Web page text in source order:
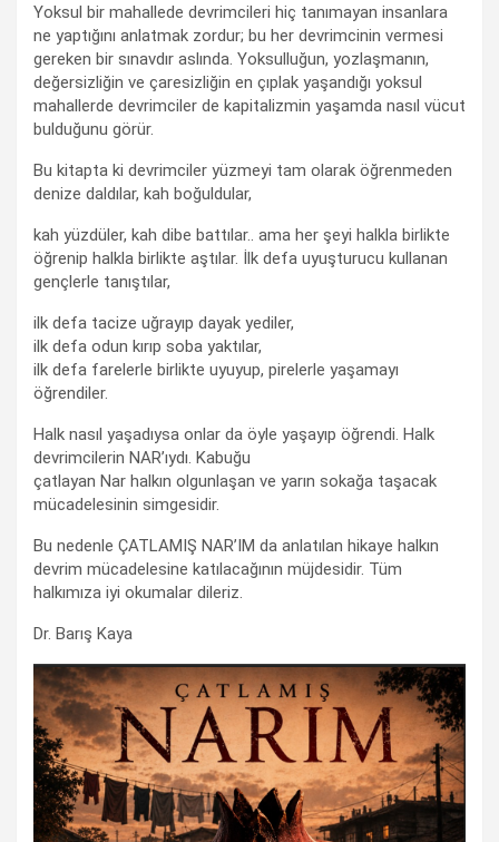
Yoksul bir mahallede devrimcileri hiç tanımayan insanlara
ne yaptığını anlatmak zordur; bu her devrimcinin vermesi
gereken bir sınavdır aslında. Yoksulluğun, yozlaşmanın,
değersizliğin ve çaresizliğin en çıplak yaşandığı yoksul
mahallerde devrimciler de kapitalizmin yaşamda nasıl vücut
bulduğunu görür.
Bu kitapta ki devrimciler yüzmeyi tam olarak öğrenmeden
denize daldılar, kah boğuldular,
kah yüzdüler, kah dibe battılar.. ama her şeyi halkla birlikte
öğrenip halkla birlikte aştılar. İlk defa uyuşturucu kullanan
gençlerle tanıştılar,
ilk defa tacize uğrayıp dayak yediler,
ilk defa odun kırıp soba yaktılar,
ilk defa farelerle birlikte uyuyup, pirelerle yaşamayı
öğrendiler.
Halk nasıl yaşadıysa onlar da öyle yaşayıp öğrendi. Halk
devrimcilerin NAR’ıydı. Kabuğu
çatlayan Nar halkın olgunlaşan ve yarın sokağa taşacak
mücadelesinin simgesidir.
Bu nedenle ÇATLAMIŞ NAR’IM da anlatılan hikaye halkın
devrim mücadelesine katılacağının müjdesidir. Tüm
halkımıza iyi okumalar dileriz.
Dr. Barış Kaya